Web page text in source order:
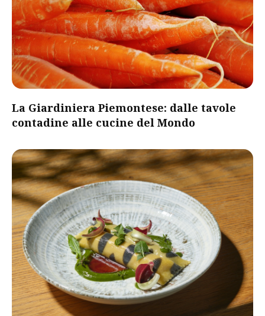
​La Giardiniera Piemontese: dalle tavole
contadine alle cucine del Mondo​